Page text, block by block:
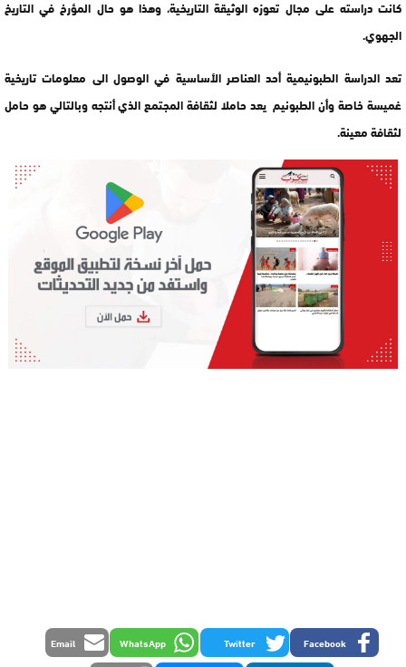
كانت دراسته على مجال تعوزه الوثيقة التاريخية، وهذا هو حال المؤرخ في التاريخ
الجهوي.
تعد الدراسة الطبونيمية أحد العناصر الأساسية في الوصول الى معلومات تاريخية
غميسة خاصة وأن الطبونيم يعد حاملا لثقافة المجتمع الذي أنتجه وبالتالي هو حامل
لثقافة معينة.
Facebook
Twitter
WhatsApp
Email